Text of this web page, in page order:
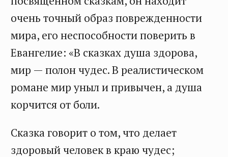
очень точный образ поврежденности
мира, его неспособности поверить в
Евангелие: «В сказках душа здорова,
мир — полон чудес. В реалистическом
романе мир уныл и привычен, а душа
корчится от боли.
Сказка говорит о том, что делает
здоровый человек в краю чудес;